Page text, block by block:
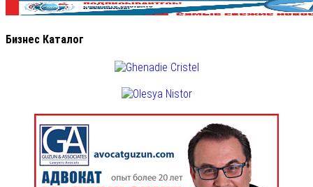
Бизнес Каталог